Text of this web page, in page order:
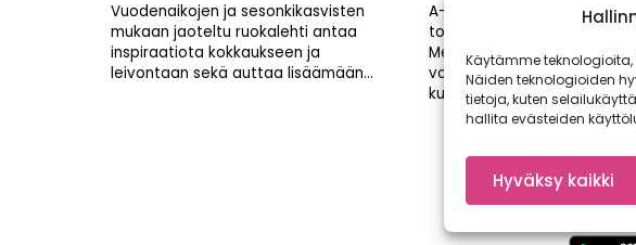
Käytämme
Näiden teknologioiden
tietoja, kuten
hallita evästeiden
Hyväksy kaikki
Vuodenaikojen ja sesonkikasvisten
mukaan jaoteltu ruokalehti antaa
inspiraatiota kokkaukseen ja
leivontaan sekä auttaa lisäämään...
A-lehtien kasvustrategian
toteuttaminen etenee.
Media ja A-lehdet
voimansa ja kannustavat
kuluttamiseen....